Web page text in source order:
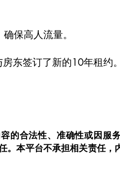
保高人流量。
东签订了新的10年租约。
的合法性、准确性或因服
。本平台不承担相关责任，